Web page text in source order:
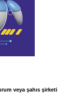
veya şahıs şirketi